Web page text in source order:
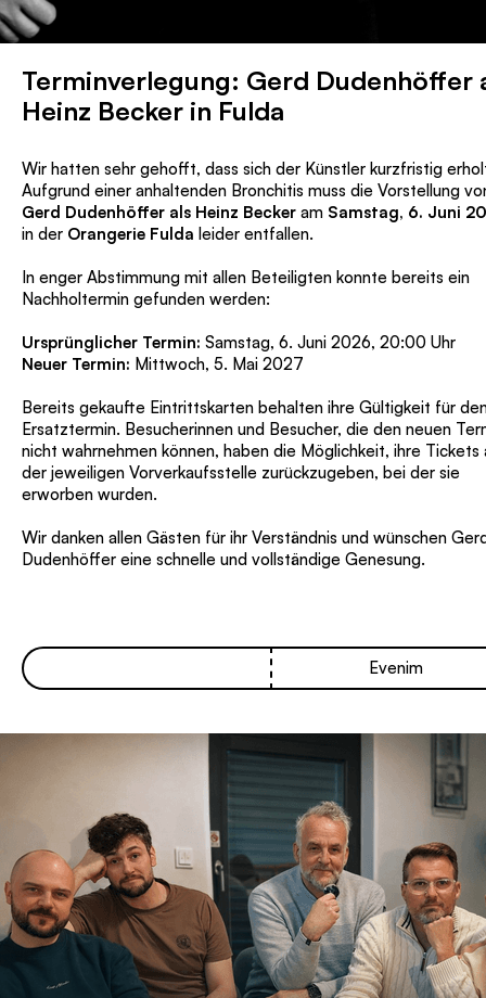
Terminverlegung: Gerd Dudenhöffer
Heinz Becker in Fulda
Wir hatten sehr gehofft, dass sich der Künstler kurzfristig
Aufgrund einer anhaltenden Bronchitis muss die Vorstellung
Gerd Dudenhöffer als Heinz Becker am Samstag, 6. Juni
in der Orangerie Fulda leider entfallen.
In enger Abstimmung mit allen Beteiligten konnte bereits ein
Nachholtermin gefunden werden:
Ursprünglicher Termin: Samstag, 6. Juni 2026, 20:00 Uhr
Neuer Termin: Mittwoch, 5. Mai 2027
Bereits gekaufte Eintrittskarten behalten ihre Gültigkeit für
Ersatztermin. Besucherinnen und Besucher, die den neuen
nicht wahrnehmen können, haben die Möglichkeit, ihre Tickets
der jeweiligen Vorverkaufsstelle zurückzugeben, bei der sie
erworben wurden.
Wir danken allen Gästen für ihr Verständnis und wünschen
Dudenhöffer eine schnelle und vollständige Genesung.
Evenim